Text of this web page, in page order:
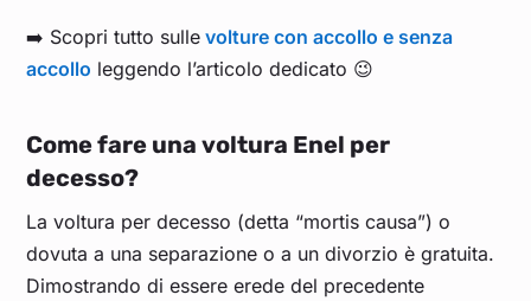
➡️ Scopri tutto sulle volture con accollo e senza
accollo leggendo l’articolo dedicato 😉
Come fare una voltura Enel per
decesso?
La voltura per decesso (detta “mortis causa”) o
dovuta a una separazione o a un divorzio è gratuita.
Dimostrando di essere erede del precedente